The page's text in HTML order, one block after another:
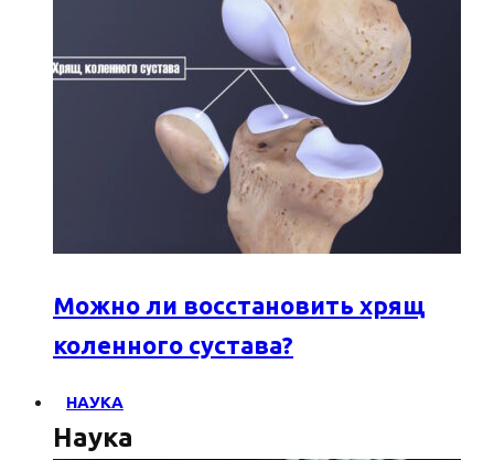
Можно ли восстановить хрящ
коленного сустава?
НАУКА
Наука